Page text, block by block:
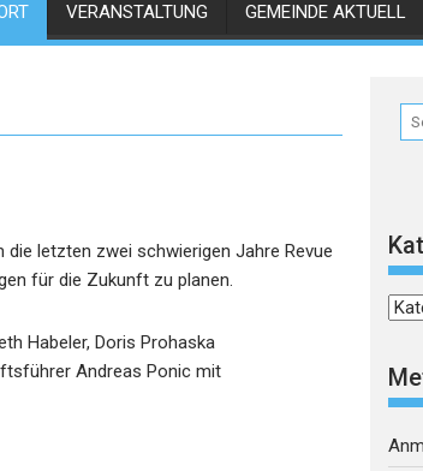
VERANSTALTUNG GEMEINDE AKTUELL
die letzten zwei schwierigen Jahre Revue
für die Zukunft zu planen.
Habeler, Doris Prohaska
Andreas Ponic mit